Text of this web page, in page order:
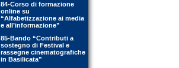
84-Corso di formazione
online su
“Alfabetizzazione ai media
e all’informazione”
85-Bando “Contributi a
sostegno di Festival e
rassegne cinematografiche
in Basilicata”